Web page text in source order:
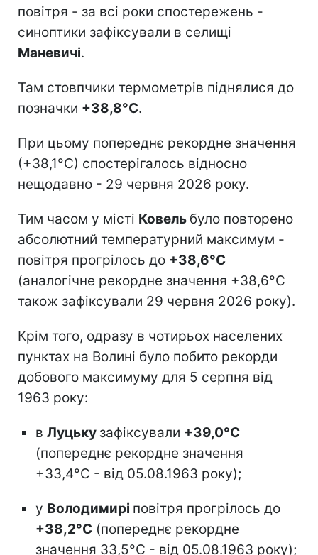
повітря - за всі роки спостережень -
синоптики зафіксували в селищі
Маневичі.
Там стовпчики термометрів піднялися до
позначки +38,8°С.
При цьому попереднє рекордне значення
(+38,1°С) спостерігалось відносно
нещодавно - 29 червня 2026 року.
Тим часом у місті Ковель було повторено
абсолютний температурний максимум -
повітря прогрілось до +38,6°С
(аналогічне рекордне значення +38,6°С
також зафіксували 29 червня 2026 року).
Крім того, одразу в чотирьох населених
пунктах на Волині було побито рекорди
добового максимуму для 5 серпня від
1963 року:
в Луцьку зафіксували +39,0°С
(попереднє рекордне значення
+33,4°С - від 05.08.1963 року);
у Володимирі повітря прогрілось до
+38,2°С (попереднє рекордне
значення 33,5°С - від 05.08.1963 року);